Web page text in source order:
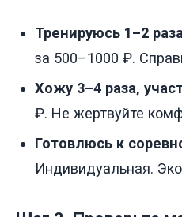
Тренируюсь 1–2
за 500–1000 ₽.
Хожу 3–4 раза,
₽. Не жертвуйте
Готовлюсь к
Индивидуальная.